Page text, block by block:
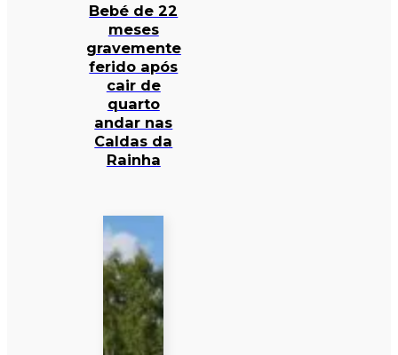
Bebé de 22
meses
gravemente
ferido após
cair de
quarto
andar nas
Caldas da
Rainha